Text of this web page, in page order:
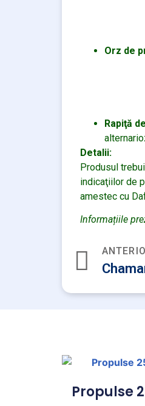
Orz de
Rapiţă
Detalii:
Produsul
indicaţiilor de
amestec cu
Informațiile
Propulse